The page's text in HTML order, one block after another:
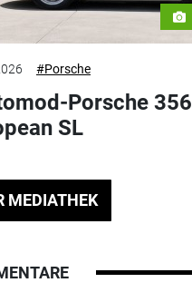
#Porsche
Porsche 356
SL
MEDIATHEK